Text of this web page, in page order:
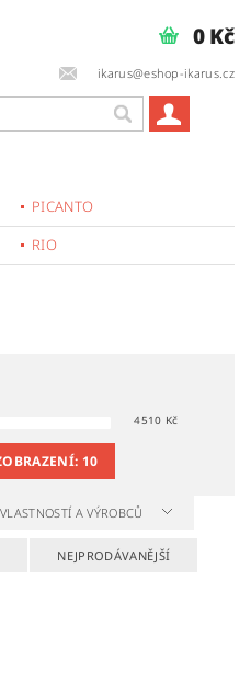
ikarus@eshop-ikarus.cz
0 Kč
PICANTO
RIO
4510 Kč
10
A VÝROBCŮ
NEJPRODÁVANĚJŠÍ